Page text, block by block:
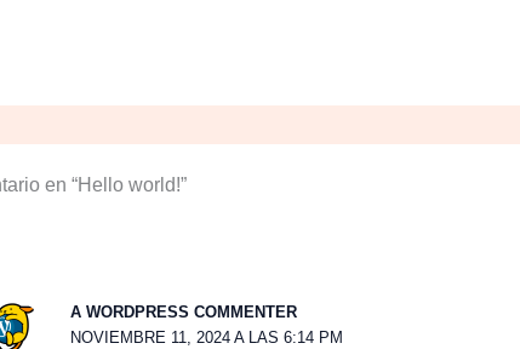
en “Hello world!”
A WORDPRESS COMMENTER
NOVIEMBRE 11, 2024 A LAS 6:14 PM